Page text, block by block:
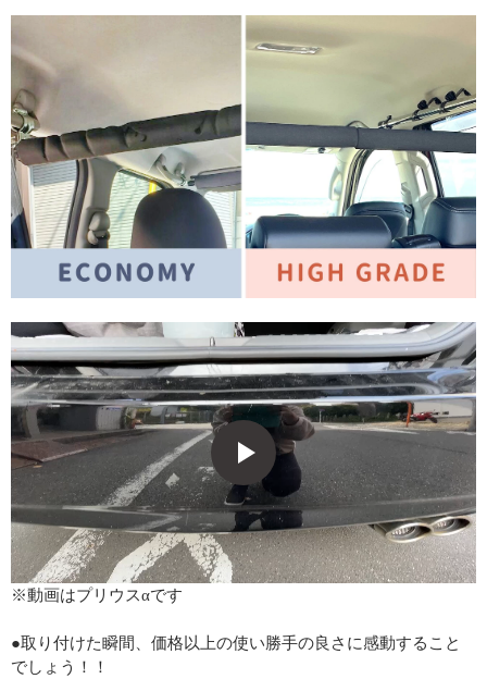
※動画はプリウスαです
●取り付けた瞬間、価格以上の使い勝手の良さに感動すること
でしょう！！